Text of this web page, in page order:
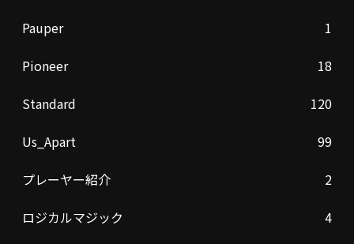
Pauper
1
Pioneer
18
Standard
120
Us_Apart
99
プレーヤー紹介
2
ロジカルマジック
4